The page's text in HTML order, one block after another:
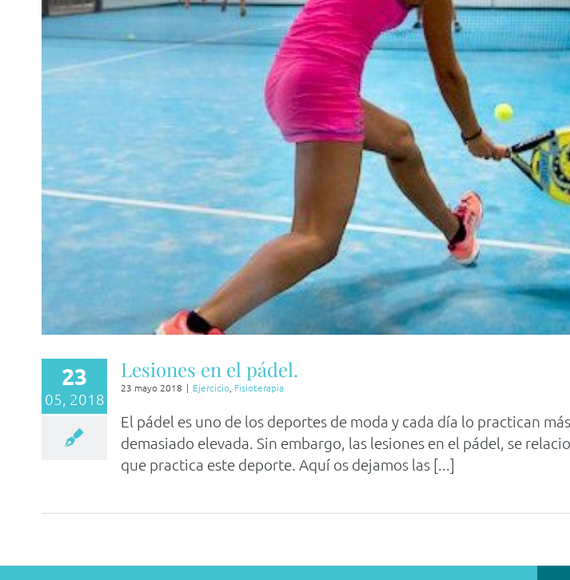
23
05, 2018
Lesiones en el pádel.
23 mayo 2018 | Ejercicio Fisioterapia
El pádel es uno de los deportes de moda y cada día lo practican
demasiado elevada. Sin embargo, las lesiones en el pádel, se
que practica este deporte. Aquí os dejamos las [...]